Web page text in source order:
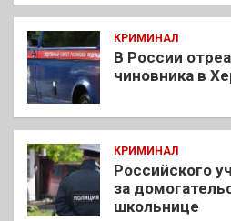
КРИМИНАЛ
В России
чиновника в
КРИМИНАЛ
Российского
за
школьнице